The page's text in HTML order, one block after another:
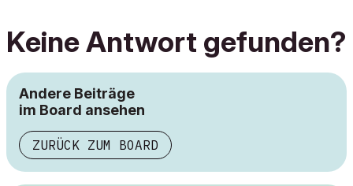
Keine Antwort gefunden?
Andere Beiträge
im Board ansehen
ZURÜCK ZUM BOARD